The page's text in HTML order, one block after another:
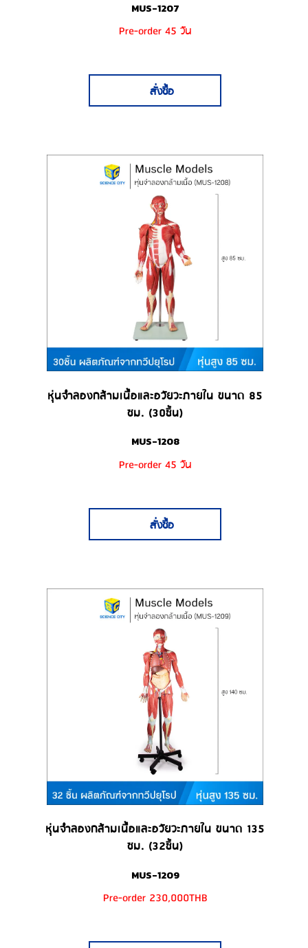
MUS-1207
Pre-order 45 วัน
สั่งซื้อ
หุ่นจำลองกล้ามเนื้อและอวัยวะภายใน ขนาด 85
ซม. (30ชิ้น)
MUS-1208
Pre-order 45 วัน
สั่งซื้อ
หุ่นจำลองกล้ามเนื้อและอวัยวะภายใน ขนาด 135
ซม. (32ชิ้น)
MUS-1209
Pre-order 230,000THB